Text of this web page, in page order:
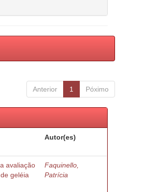
Anterior 1 Póximo
Autor(es)
avaliação
geléia
Faquinello,
Patrícia